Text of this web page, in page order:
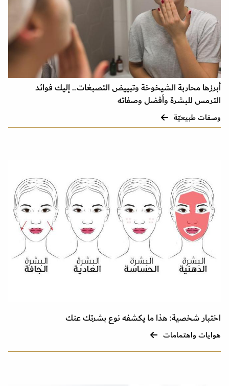
أبرزها محاربة الشيخوخة وتبييض التصبغات.. إليك فوائد
الترمس للبشرة وأفضل وصفاته
وصفات طبيعيّة
اختبار شخصية: هذا ما يكشفه نوع بشرتك عنك
هوايات واهتمامات